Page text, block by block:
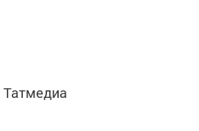
Татмедиа